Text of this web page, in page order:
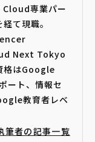
専業パー
て現職。
Next Tokyo
格はGoogle
ート、情報セ
教育者レベ
筆者の記事一覧